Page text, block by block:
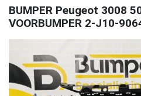
BUMPER Peugeot 3008
VOORBUMPER 2-J10-